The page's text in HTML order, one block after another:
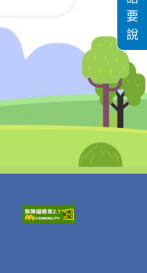
要
說